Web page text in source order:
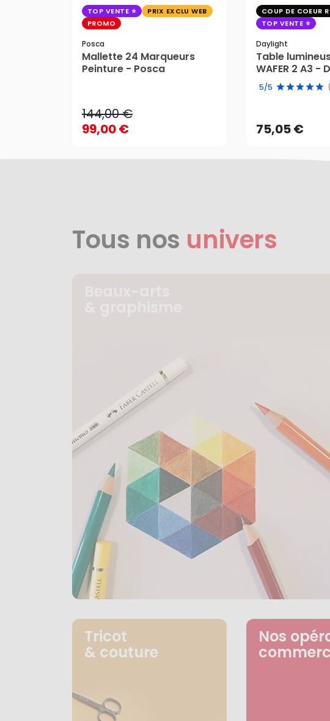
TOP VENTE
PRIX EXCLU WEB
PROMO
Posca
Mallette 24 Marqueurs
Peinture - Posca
144,00 €
99,00 €
144,00 €
AJOUTER AU PANIER
COUP DE COEUR
TOP VENTE
Daylight
Table
WAFER 2 A3 -
5/5
75,05 €
75,05 €
AJOUTER
Tous nos univers
Tricot
& couture
Nos